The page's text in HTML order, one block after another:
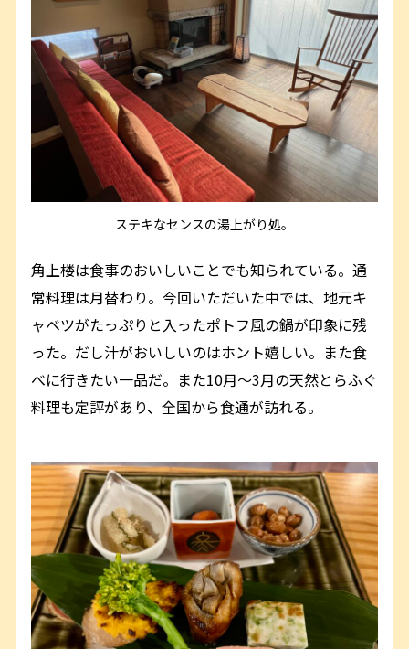
ステキなセンスの湯上がり処。
角上楼は食事のおいしいことでも知られている。通
常料理は月替わり。今回いただいた中では、地元キ
ャベツがたっぷりと入ったポトフ風の鍋が印象に残
った。だし汁がおいしいのはホント嬉しい。また食
べに行きたい一品だ。また10月〜3月の天然とらふぐ
料理も定評があり、全国から食通が訪れる。